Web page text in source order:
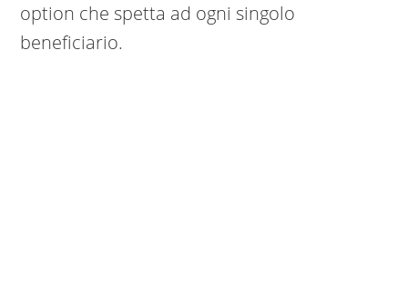
option che spetta ad ogni singolo
beneficiario.